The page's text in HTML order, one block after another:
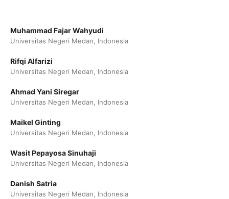
Muhammad Fajar Wahyudi
Universitas Negeri Medan, Indonesia
Rifqi Alfarizi
Universitas Negeri Medan, Indonesia
Ahmad Yani Siregar
Universitas Negeri Medan, Indonesia
Maikel Ginting
Universitas Negeri Medan, Indonesia
Wasit Pepayosa Sinuhaji
Universitas Negeri Medan, Indonesia
Danish Satria
Universitas Negeri Medan, Indonesia